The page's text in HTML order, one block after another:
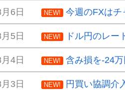
6日 NEW! 今週のFXはチ
5日 NEW! ドル円のレー
4日 NEW! 含み損を-24
3日 NEW! 円買い協調介